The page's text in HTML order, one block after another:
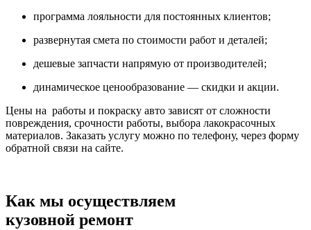
программа лояльности для постоянных клиентов;
развернутая смета по стоимости работ и деталей;
дешевые запчасти напрямую от производителей;
динамическое ценообразование — скидки и акции.
Цены на работы и покраску авто зависят от сложности
повреждения, срочности работы, выбора лакокрасочных
материалов. Заказать услугу можно по телефону, через форму
обратной связи на сайте.
Как мы осуществляем
кузовной ремонт